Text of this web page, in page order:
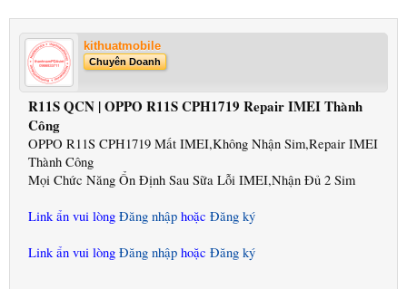
kithuatmobile
Chuyên Doanh
R11S QCN | OPPO R11S CPH1719 Repair IMEI Thành
Công
OPPO R11S CPH1719 Mất IMEI,Không Nhận Sim,Repair IMEI
Thành Công
Mọi Chức Năng Ổn Định Sau Sữa Lỗi IMEI,Nhận Đủ 2 Sim
Link ẩn vui lòng Đăng nhập hoặc Đăng ký
Link ẩn vui lòng Đăng nhập hoặc Đăng ký